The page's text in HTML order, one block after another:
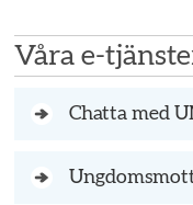
Våra e-
Chatta med